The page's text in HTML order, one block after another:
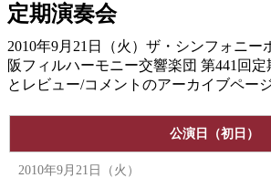
定期演奏会
2010年9月21日（火）ザ・シンフォニー
阪フィルハーモニー交響楽団 第441回
とレビュー/コメントのアーカイブページ
公演日（初日）
2010年9月21日（火）